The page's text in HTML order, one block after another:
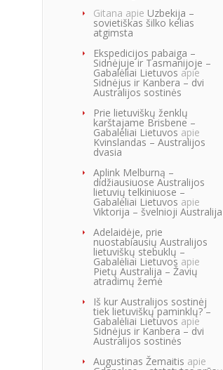
Gitana apie Uzbekija –
sovietiškas šilko kelias
atgimsta
Ekspedicijos pabaiga –
Sidnėjuje ir Tasmanijoje –
Gabalėliai Lietuvos apie
Sidnėjus ir Kanbera – dvi
Australijos sostinės
Prie lietuviškų ženklų
karštajame Brisbene –
Gabalėliai Lietuvos apie
Kvinslandas – Australijos
dvasia
Aplink Melburną –
didžiausiuose Australijos
lietuvių telkiniuose –
Gabalėliai Lietuvos apie
Viktorija – švelnioji Australija
Adelaidėje, prie
nuostabiausių Australijos
lietuviškų stebuklų –
Gabalėliai Lietuvos apie
Pietų Australija – Žavių
atradimų žemė
Iš kur Australijos sostinėj
tiek lietuviškų paminklų? –
Gabalėliai Lietuvos apie
Sidnėjus ir Kanbera – dvi
Australijos sostinės
Augustinas Žemaitis apie